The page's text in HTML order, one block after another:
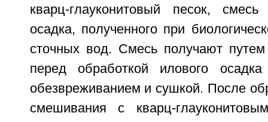
кварц-глауконитовый песок,
осадка, полученного при
сточных вод. Смесь получают
перед обработкой илового осадка
обезвреживанием и сушкой. После
смешивания с кварц-